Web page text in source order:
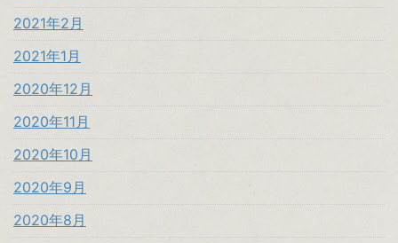
2021年2月
2021年1月
2020年12月
2020年11月
2020年10月
2020年9月
2020年8月